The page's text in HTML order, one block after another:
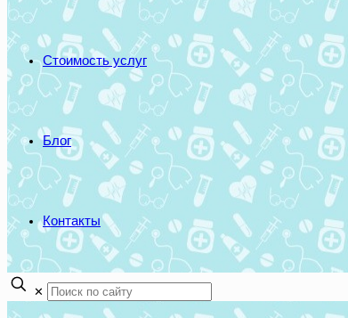
Стоимость услуг
Блог
Контакты
✕